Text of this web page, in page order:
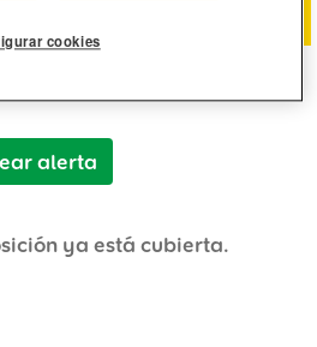
alerta
ya está cubierta.
cookies